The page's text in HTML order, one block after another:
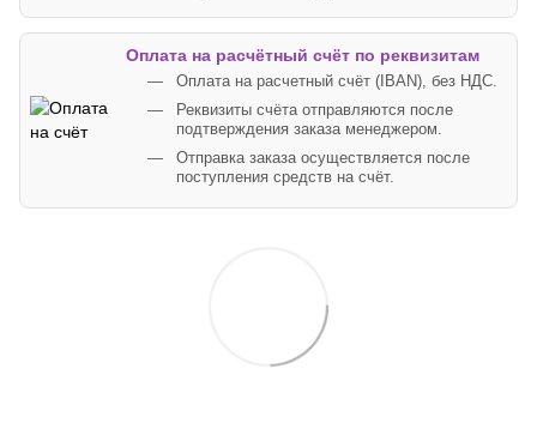
Оплата на расчётный счёт по реквизитам
Оплата на расчетный счёт (IBAN), без НДС.
Реквизиты счёта отправляются после
подтверждения заказа менеджером.
Отправка заказа осуществляется после
поступления средств на счёт.